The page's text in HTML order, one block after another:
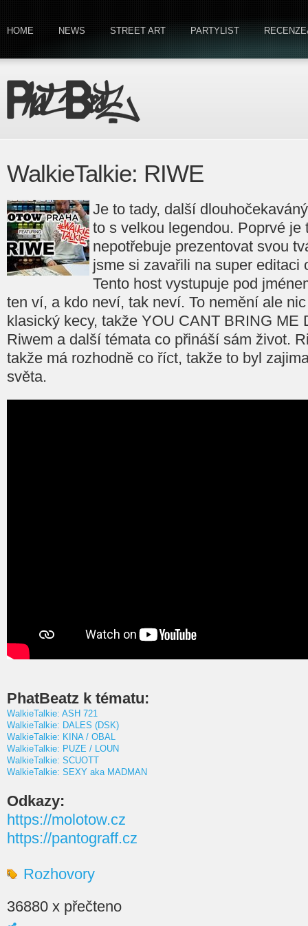
HOME NEWS STREET ART PARTYLIST
WalkieTalkie: RIWE
Je to tady, další
to s velkou legendou. Poprvé je
nepotřebuje prezentovat svou
jsme si zavařili na super editaci
Tento host vystupuje pod
ten ví, a kdo neví, tak neví. To nemění ale
klasický kecy, takže YOU CANT BRING ME
Riwem a další témata co přináší sám život.
takže má rozhodně co říct, takže to byl
světa.
PhatBeatz k tématu:
WalkieTalkie: ASH 721
WalkieTalkie: DALES (DSK)
WalkieTalkie: KINA / OBAL
WalkieTalkie: PUZE / LOUN
WalkieTalkie: SCUOTT
WalkieTalkie: SEXY aka MADMAN
Odkazy:
https://molotow.cz
https://pantograff.cz
Rozhovory
36880 x přečteno